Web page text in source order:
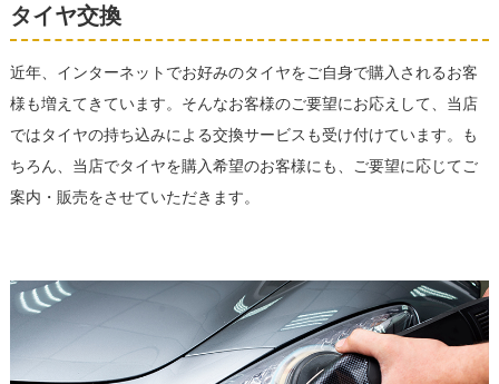
タイヤ交換
近年、インターネットでお好みのタイヤをご自身で購入されるお客
様も増えてきています。そんなお客様のご要望にお応えして、当店
ではタイヤの持ち込みによる交換サービスも受け付けています。も
ちろん、当店でタイヤを購入希望のお客様にも、ご要望に応じてご
案内・販売をさせていただきます。